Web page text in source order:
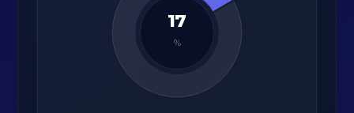
17
%